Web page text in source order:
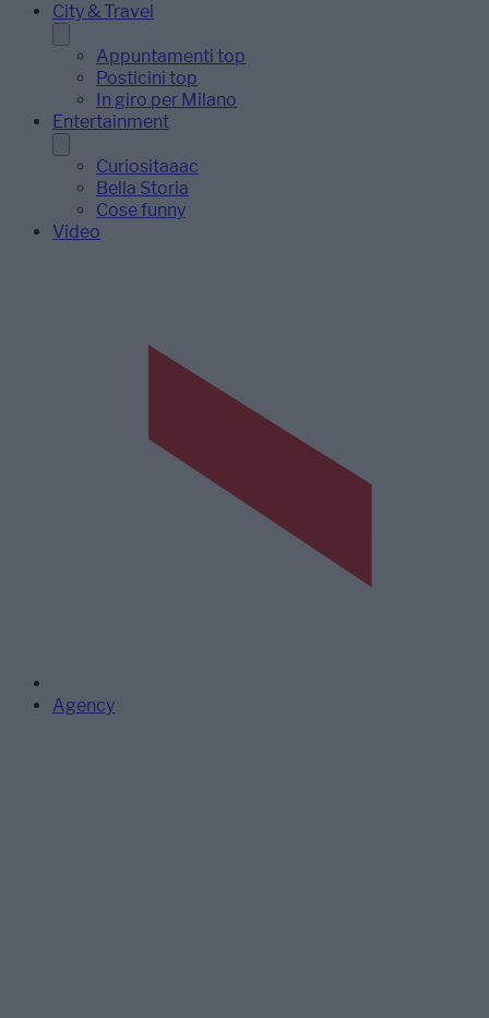
City & Travel
Appuntamenti top
Posticini top
In giro per Milano
Entertainment
Curiositaaac
Bella Storia
Cose funny
Video
Agency